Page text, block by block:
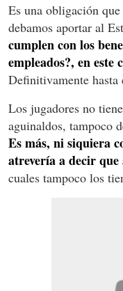
Es una obligación
debamos aportar al
cumplen con los
empleados?, en este
Definitivamente hasta
Los jugadores no
aguinaldos, tampoco
Es más, ni siquiera
atrevería a decir que
cuales tampoco los